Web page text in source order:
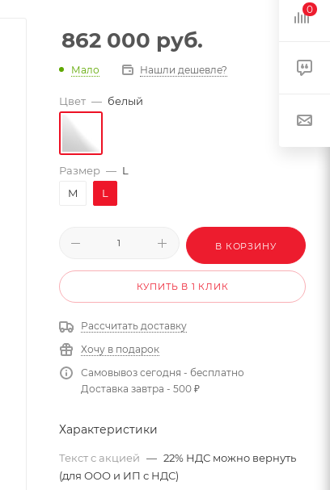
862 000 руб.
Мало Нашли дешевле?
Цвет — белый
Размер — L
M
L
В КОРЗИНУ
КУПИТЬ В 1 КЛИК
Рассчитать доставку
Хочу в подарок
Самовывоз сегодня - бесплатно
Доставка завтра - 500 ₽
Характеристики
Текст с акцией — 22% НДС можно вернуть
(для ООО и ИП с НДС)
0